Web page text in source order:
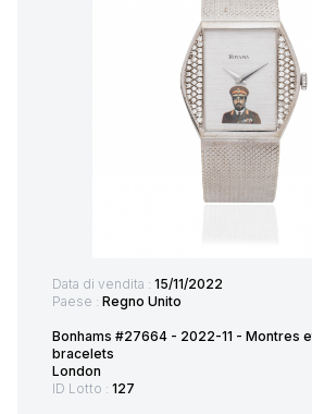
Data di vendita : 15/11/2022
Paese : Regno Unito
Bonhams #27664 - 2022-11 - Montres
bracelets
London
ID Lotto : 127